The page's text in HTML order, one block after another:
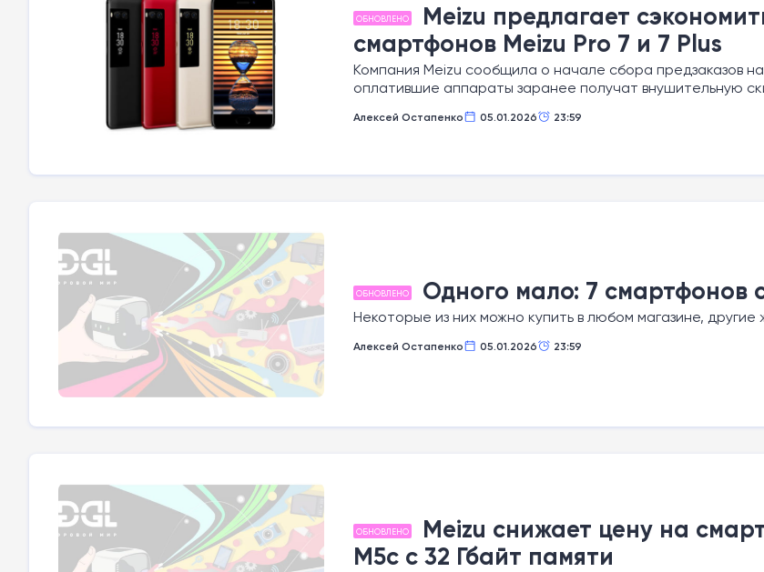
ОБНОВЛЕНО
Meizu предлагает
смартфонов Meizu Pro 7 и 7 Plus
Компания Meizu сообщила о начале сбора предзаказов
оплатившие аппараты заранее получат внушительную
Алексей Остапенко 05.01.2026 23:59
ОБНОВЛЕНО Одного мало: 7 смартфонов
Некоторые из них можно купить в любом магазине,
Алексей Остапенко 05.01.2026 23:59
ОБНОВЛЕНО
Meizu снижает цену на
M5c с 32 Гбайт памяти